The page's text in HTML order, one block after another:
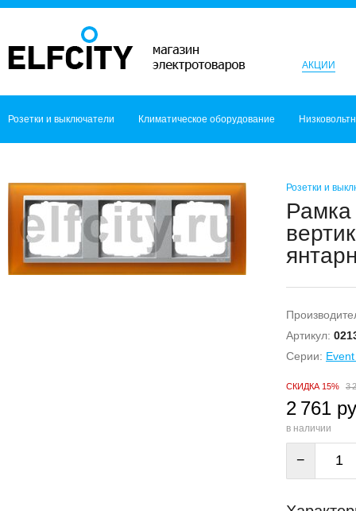
АКЦИИ
Розетки и выключатели Климатическое оборудование
Розетки и
Рамка
Артикул:
Серии:
СКИДКА 15% 3
2 761
в наличии
−